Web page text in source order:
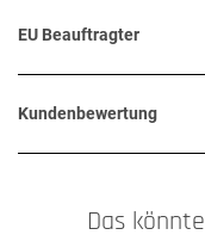
EU Beauftragter
Kundenbewertung
Das